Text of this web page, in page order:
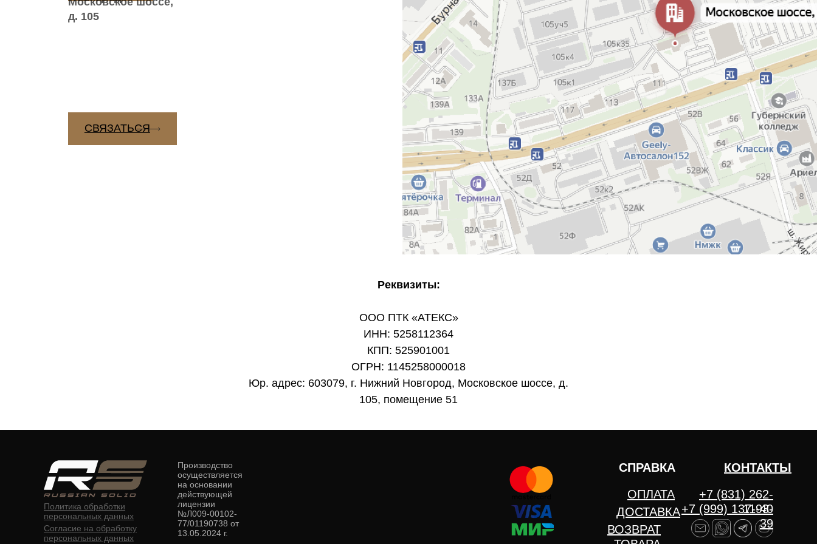
Реквизиты:
ООО ПТК «АТЕКС»
ИНН: 5258112364
КПП: 525901001
ОГРН: 1145258000018
Юр. адрес: 603079, г. Нижний Новгород, Московское шоссе, д.
105, помещение 51
ВОЗВРАТ
ДОСТАВКА
Политика обработки
персональных данных
Согласие на обработку
персональных данных
ОПЛАТА
СПРАВКА
КОНТАКТЫ
+7 (831) 262-
11-40
Производство
осуществляется
на основании
действующей
лицензии
№Л009-00102-
77/01190738 от
13.05.2024 г.
+7 (999) 137-93-
39